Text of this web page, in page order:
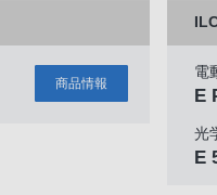
商品情報
電
E
光
E